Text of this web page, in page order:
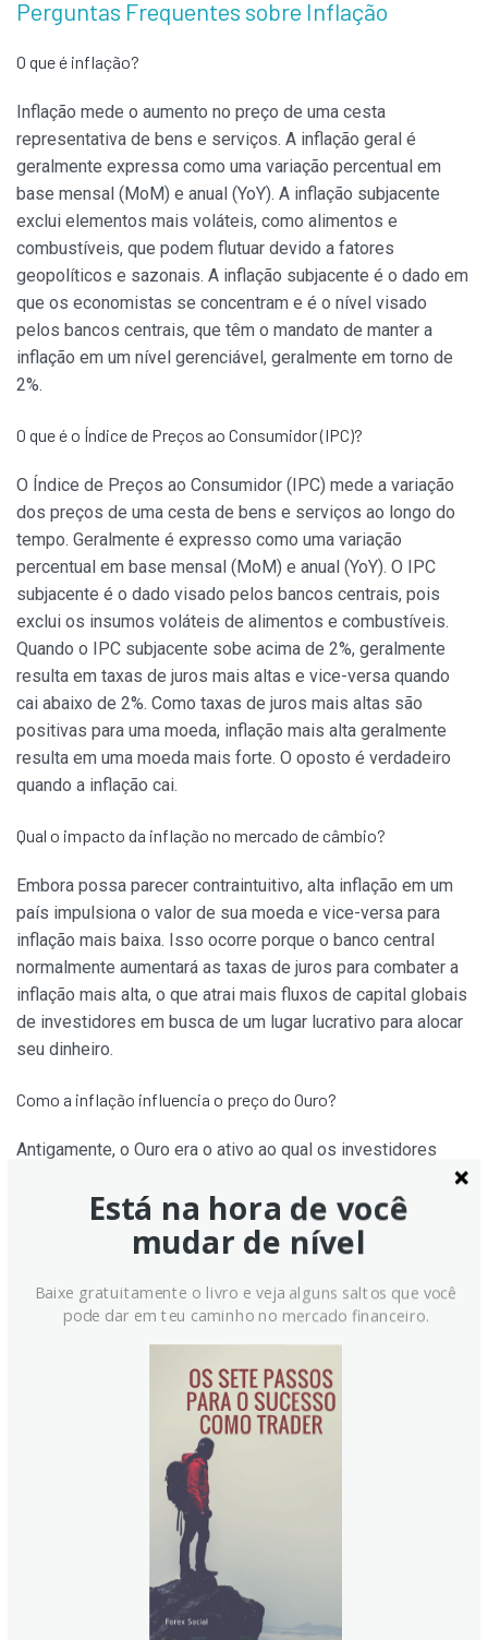
Perguntas Frequentes sobre Inflação
O que é inflação?
Inflação mede o aumento no preço de uma cesta
representativa de bens e serviços. A inflação geral é
geralmente expressa como uma variação percentual em
base mensal (MoM) e anual (YoY). A inflação subjacente
exclui elementos mais voláteis, como alimentos e
combustíveis, que podem flutuar devido a fatores
geopolíticos e sazonais. A inflação subjacente é o dado em
que os economistas se concentram e é o nível visado
pelos bancos centrais, que têm o mandato de manter a
inflação em um nível gerenciável, geralmente em torno de
2%.
O que é o Índice de Preços ao Consumidor (IPC)?
O Índice de Preços ao Consumidor (IPC) mede a variação
dos preços de uma cesta de bens e serviços ao longo do
tempo. Geralmente é expresso como uma variação
percentual em base mensal (MoM) e anual (YoY). O IPC
subjacente é o dado visado pelos bancos centrais, pois
exclui os insumos voláteis de alimentos e combustíveis.
Quando o IPC subjacente sobe acima de 2%, geralmente
resulta em taxas de juros mais altas e vice-versa quando
cai abaixo de 2%. Como taxas de juros mais altas são
positivas para uma moeda, inflação mais alta geralmente
resulta em uma moeda mais forte. O oposto é verdadeiro
quando a inflação cai.
Qual o impacto da inflação no mercado de câmbio?
Embora possa parecer contraintuitivo, alta inflação em um
país impulsiona o valor de sua moeda e vice-versa para
inflação mais baixa. Isso ocorre porque o banco central
normalmente aumentará as taxas de juros para combater a
inflação mais alta, o que atrai mais fluxos de capital globais
de investidores em busca de um lugar lucrativo para alocar
seu dinheiro.
Como a inflação influencia o preço do Ouro?
Antigamente, o Ouro era o ativo ao qual os investidores
recorriam em tempos de alta inflação, pois preservava seu
valor. Embora os investidores ainda comprem Ouro por
suas propriedades de porto seguro em tempos de
turbulência extrema do mercado, isso não é o caso na
maioria das vezes. Isso ocorre porque, quando a inflação
está alta, os bancos centrais aumentam as taxas de juros
Taxas de juros mais altas são negativas para o Ouro porque
aumentam o custo de oportunidade de manter Ouro em
relação a um ativo que rende juros ou de depositar o
dinheiro em uma conta poupança. Por outro lado, inflação
mais baixa tende a ser positiva para o Ouro, pois reduz as
taxas de juros, tornando o metal brilhante uma alternativa de
investimento mais viável.
Está na hora de você
mudar de nível
Baixe gratuitamente o livro e veja alguns saltos que você
pode dar em teu caminho no mercado financeiro.